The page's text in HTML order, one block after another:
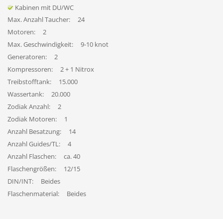
Kabinen mit DU/WC
Max. Anzahl Taucher:
24
Motoren:
2
Max. Geschwindigkeit:
9-10 knot
Generatoren:
2
Kompressoren:
2 + 1 Nitrox
Treibstofftank:
15.000
Wassertank:
20.000
Zodiak Anzahl:
2
Zodiak Motoren:
1
Anzahl Besatzung:
14
Anzahl Guides/TL:
4
Anzahl Flaschen:
ca. 40
Flaschengrößen:
12/15
DIN/INT:
Beides
Flaschenmaterial:
Beides